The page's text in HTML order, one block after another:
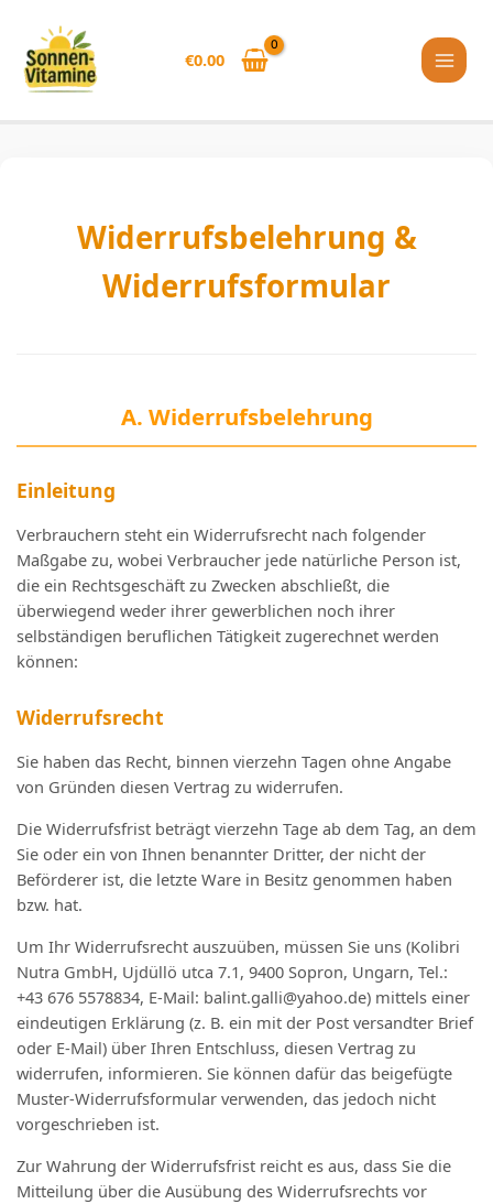
content
€0.00
Widerrufsbelehrung &
Widerrufsformular
A. Widerrufsbelehrung
Einleitung
Verbrauchern steht ein Widerrufsrecht nach folgender
Maßgabe zu, wobei Verbraucher jede natürliche Person ist,
die ein Rechtsgeschäft zu Zwecken abschließt, die
überwiegend weder ihrer gewerblichen noch ihrer
selbständigen beruflichen Tätigkeit zugerechnet werden
können:
Widerrufsrecht
Sie haben das Recht, binnen vierzehn Tagen ohne Angabe
von Gründen diesen Vertrag zu widerrufen.
Die Widerrufsfrist beträgt vierzehn Tage ab dem Tag, an dem
Sie oder ein von Ihnen benannter Dritter, der nicht der
Beförderer ist, die letzte Ware in Besitz genommen haben
bzw. hat.
Um Ihr Widerrufsrecht auszuüben, müssen Sie uns (Kolibri
Nutra GmbH, Ujdüllö utca 7.1, 9400 Sopron, Ungarn, Tel.:
+43 676 5578834, E-Mail: balint.galli@yahoo.de) mittels einer
eindeutigen Erklärung (z. B. ein mit der Post versandter Brief
oder E-Mail) über Ihren Entschluss, diesen Vertrag zu
widerrufen, informieren. Sie können dafür das beigefügte
Muster-Widerrufsformular verwenden, das jedoch nicht
vorgeschrieben ist.
Zur Wahrung der Widerrufsfrist reicht es aus, dass Sie die
Mitteilung über die Ausübung des Widerrufsrechts vor